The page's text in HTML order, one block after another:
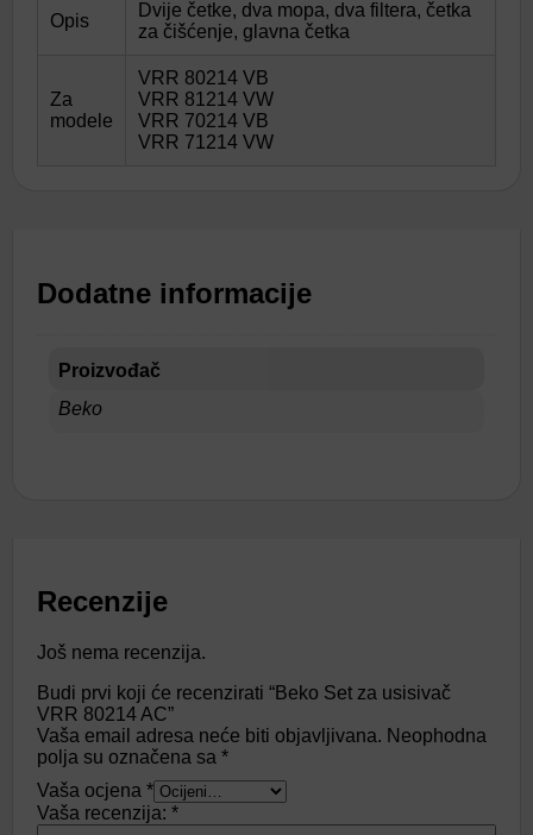
Opis
Dvije četke, dva mopa, dva filtera, četka
za čišćenje, glavna četka
Za
modele
VRR 80214 VB
VRR 81214 VW
VRR 70214 VB
VRR 71214 VW
Dodatne informacije
Proizvođač
Beko
Recenzije
Još nema recenzija.
Budi prvi koji će recenzirati “Beko Set za usisivač
VRR 80214 AC”
Vaša email adresa neće biti objavljivana. Neophodna
polja su označena sa *
Vaša ocjena *
Vaša recenzija: *